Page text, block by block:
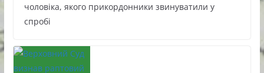
чоловіка, якого прикордонники звинуватили у
спробі